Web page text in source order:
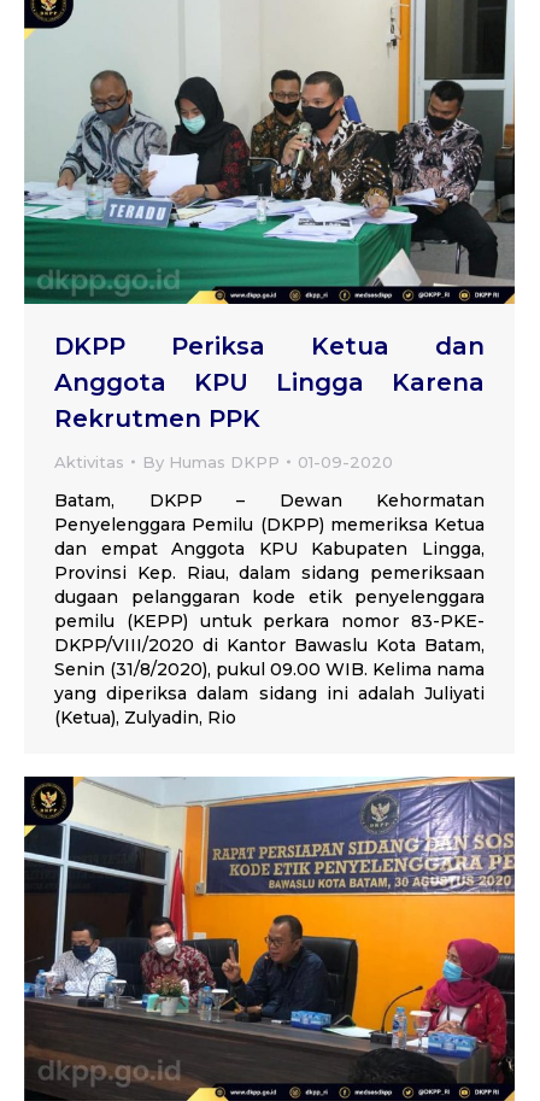
DKPP Periksa Ketua dan
Anggota KPU Lingga Karena
Rekrutmen PPK
Aktivitas By Humas DKPP 01-09-2020
Batam, DKPP – Dewan Kehormatan
Penyelenggara Pemilu (DKPP) memeriksa Ketua
dan empat Anggota KPU Kabupaten Lingga,
Provinsi Kep. Riau, dalam sidang pemeriksaan
dugaan pelanggaran kode etik penyelenggara
pemilu (KEPP) untuk perkara nomor 83-PKE-
DKPP/VIII/2020 di Kantor Bawaslu Kota Batam,
Senin (31/8/2020), pukul 09.00 WIB. Kelima nama
yang diperiksa dalam sidang ini adalah Juliyati
(Ketua), Zulyadin, Rio